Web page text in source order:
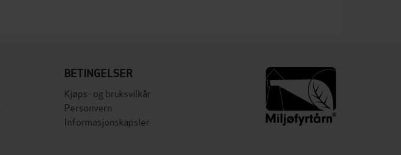
BETINGELSER
Kjøps- og bruksvilkår
Personvern
Informasjonskapsler